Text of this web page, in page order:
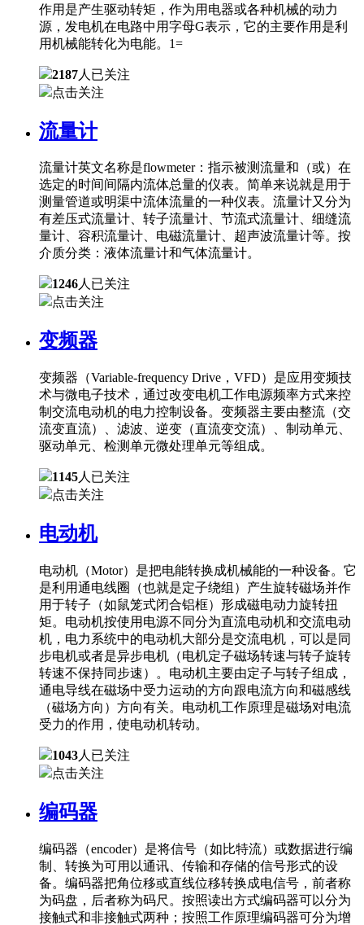
作用是产生驱动转矩，作为用电器或各种机械的动力
源，发电机在电路中用字母G表示，它的主要作用是利
用机械能转化为电能。1=
2187人已关注
点击关注
流量计
流量计英文名称是flowmeter：指示被测流量和（或）在
选定的时间间隔内流体总量的仪表。简单来说就是用于
测量管道或明渠中流体流量的一种仪表。流量计又分为
有差压式流量计、转子流量计、节流式流量计、细缝流
量计、容积流量计、电磁流量计、超声波流量计等。按
介质分类：液体流量计和气体流量计。
1246人已关注
点击关注
变频器
变频器（Variable-frequency Drive，VFD）是应用变频技
术与微电子技术，通过改变电机工作电源频率方式来控
制交流电动机的电力控制设备。变频器主要由整流（交
流变直流）、滤波、逆变（直流变交流）、制动单元、
驱动单元、检测单元微处理单元等组成。
1145人已关注
点击关注
电动机
电动机（Motor）是把电能转换成机械能的一种设备。它
是利用通电线圈（也就是定子绕组）产生旋转磁场并作
用于转子（如鼠笼式闭合铝框）形成磁电动力旋转扭
矩。电动机按使用电源不同分为直流电动机和交流电动
机，电力系统中的电动机大部分是交流电机，可以是同
步电机或者是异步电机（电机定子磁场转速与转子旋转
转速不保持同步速）。电动机主要由定子与转子组成，
通电导线在磁场中受力运动的方向跟电流方向和磁感线
（磁场方向）方向有关。电动机工作原理是磁场对电流
受力的作用，使电动机转动。
1043人已关注
点击关注
编码器
编码器（encoder）是将信号（如比特流）或数据进行编
制、转换为可用以通讯、传输和存储的信号形式的设
备。编码器把角位移或直线位移转换成电信号，前者称
为码盘，后者称为码尺。按照读出方式编码器可以分为
接触式和非接触式两种；按照工作原理编码器可分为增